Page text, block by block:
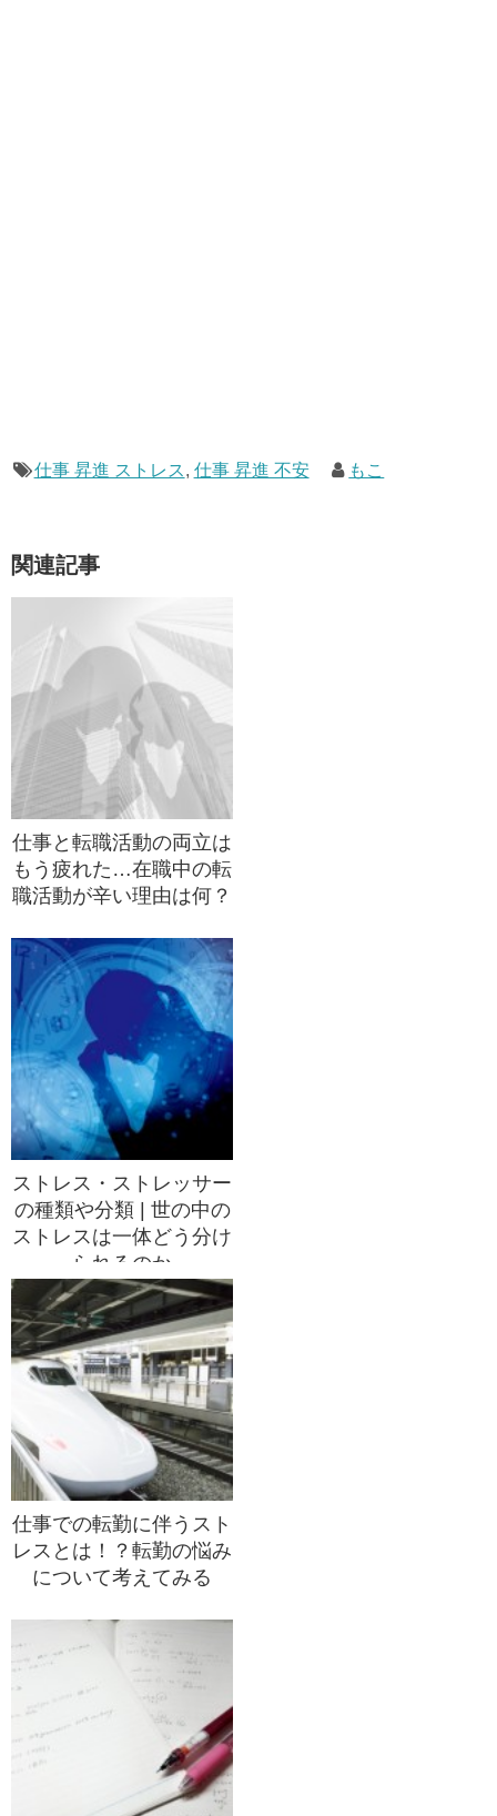
仕事 昇進 ストレス, 仕事 昇進 不安 もこ
関連記事
仕事と転職活動の両立は
もう疲れた…在職中の転
職活動が辛い理由は何？
ストレス・ストレッサー
の種類や分類 | 世の中の
ストレスは一体どう分け
られるのか
仕事での転勤に伴うスト
レスとは！？転勤の悩み
について考えてみる